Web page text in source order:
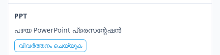
PPT
പഴയ PowerPoint പ്രെസന്റേഷൻ
വിവർത്തനം ചെയ്യുക